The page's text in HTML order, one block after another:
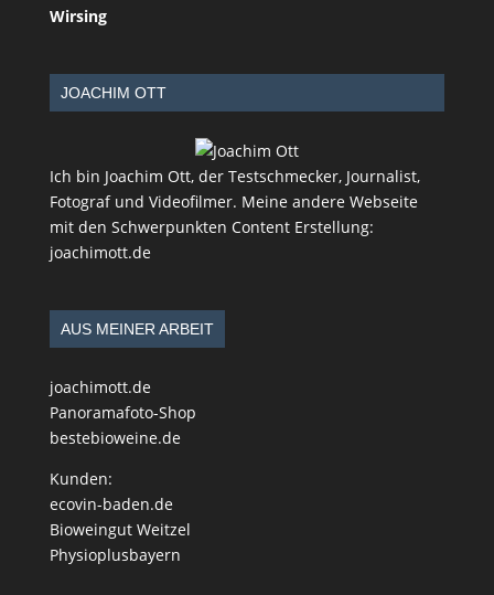
Wirsing
JOACHIM OTT
Ich bin Joachim Ott, der Testschmecker, Journalist,
Fotograf und Videofilmer. Meine andere Webseite
mit den Schwerpunkten Content Erstellung:
joachimott.de
AUS MEINER ARBEIT
joachimott.de
Panoramafoto-Shop
bestebioweine.de
Kunden:
ecovin-baden.de
Bioweingut Weitzel
Physioplusbayern